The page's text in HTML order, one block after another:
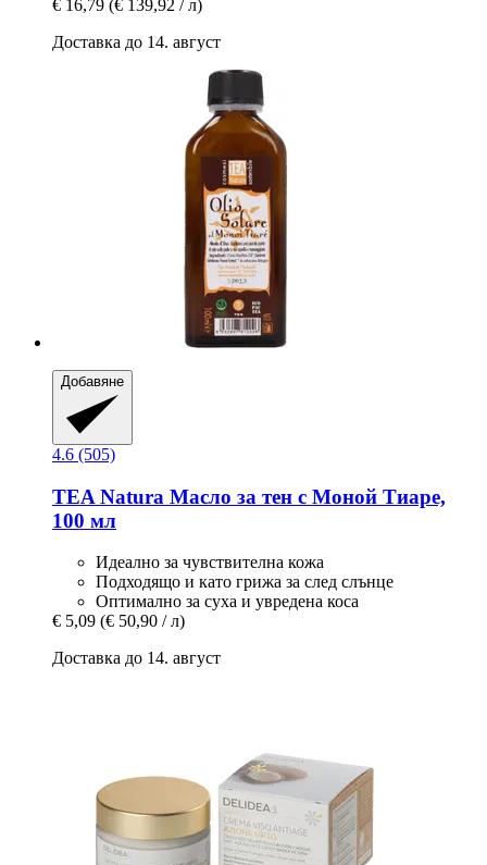
€ 16,79 (€ 139,92 / л)
Доставка до 14. август
Добавяне
4.6 (505)
TEA Natura Масло за тен с Моной Тиаре,
100 мл
Идеално за чувствителна кожа
Подходящо и като грижа за след слънце
Оптимално за суха и увредена коса
€ 5,09 (€ 50,90 / л)
Доставка до 14. август